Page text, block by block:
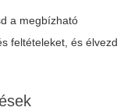
a megbízható
feltételeket, és élvezd